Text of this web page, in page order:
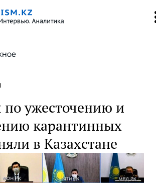
ужесточению и
карантинных
в Казахстане